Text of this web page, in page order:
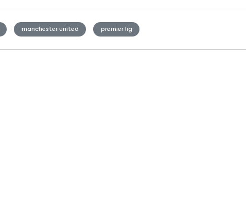
manchester united premier lig